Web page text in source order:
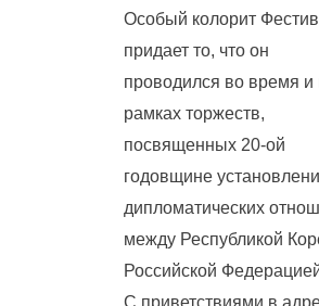
Особый колорит
придает то, что он
проводился во время и
рамках торжеств,
посвященных 20-ой
годовщине
дипломатических
между Республикой
Российской